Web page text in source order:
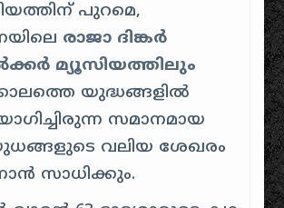
പുറമെ,
രാജാ ദിങ്കർ
മ്യൂസിയത്തിലും
യുദ്ധങ്ങളിൽ
സമാനമായ
വലിയ ശേഖരം
സാധിക്കും.